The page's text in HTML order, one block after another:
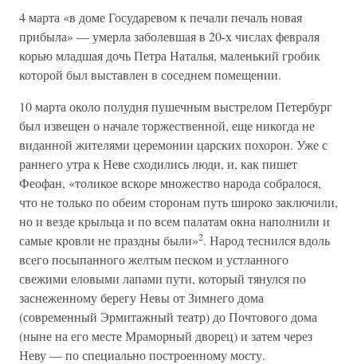
4 марта «в доме Государевом к печали печаль новая
прибыла» — умерла заболевшая в 20-х числах февраля
корью младшая дочь Петра Наталья, маленький гробик
которой был выставлен в соседнем помещении.
10 марта около полудня пушечным выстрелом Петербург
был извещен о начале торжественной, еще никогда не
виданной жителями церемонии царских похорон. Уже с
раннего утра к Неве сходились люди, и, как пишет
Феофан, «толикое вскоре множество народа собралося,
что не только по обеим сторонам путь широко заключили,
но и везде крыльца и по всем палатам окна наполнили и
самые кровли не праздны были»2. Народ теснился вдоль
всего посыпанного желтым песком и устланного
свежими еловыми лапами пути, который тянулся по
заснеженному берегу Невы от Зимнего дома
(современный Эрмитажный театр) до Почтового дома
(ныне на его месте Мраморный дворец) и затем через
Неву — по специально построенному мосту.